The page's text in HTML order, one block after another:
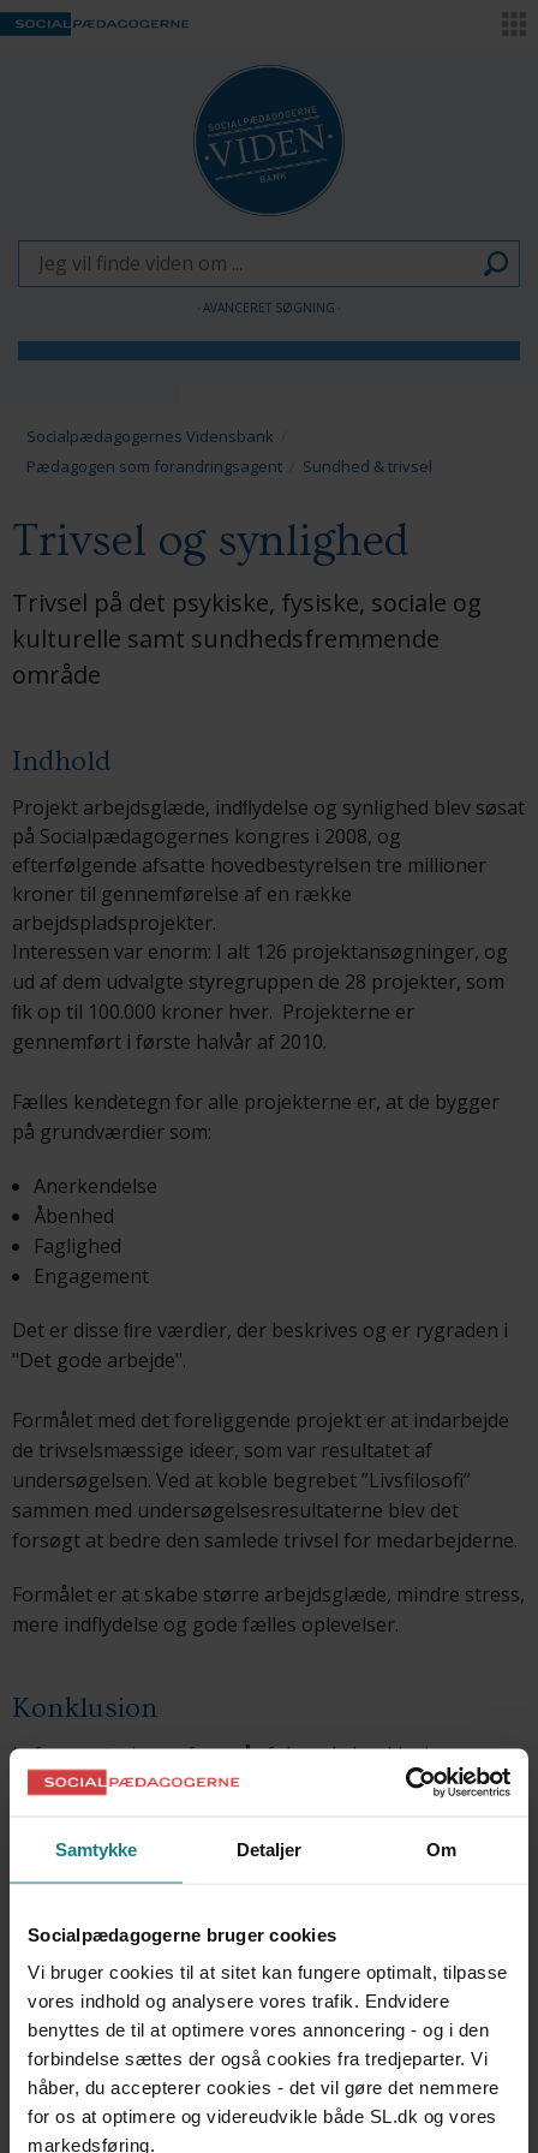
Samtykke Detaljer Om
Socialpædagogerne bruger cookies
Vi bruger cookies til at sitet kan fungere optimalt, tilpasse
vores indhold og analysere vores trafik. Endvidere
benyttes de til at optimere vores annoncering - og i den
forbindelse sættes der også cookies fra tredjeparter. Vi
håber, du accepterer cookies - det vil gøre det nemmere
for os at optimere og videreudvikle både SL.dk og vores
markedsføring.
AVANCERET SØGNING
Voksne
Socialpædagogernes Vidensbank
Pædagogen som forandringsagent
Sundhed & trivsel
Trivsel og synlighed
Trivsel på det psykiske, fysiske, sociale og
kulturelle samt sundhedsfremmende
område
Indhold
Projekt arbejdsglæde, indﬂydelse og synlighed blev søsat
på Socialpædagogernes kongres i 2008, og
efterfølgende afsatte hovedbestyrelsen tre millioner
kroner til gennemførelse af en række
arbejdspladsprojekter.
Interessen var enorm: I alt 126 projektansøgninger, og
ud af dem udvalgte styregruppen de 28 projekter, som
ﬁk op til 100.000 kroner hver. Projekterne er
gennemført i første halvår af 2010.
Fælles kendetegn for alle projekterne er, at de bygger
på grundværdier som:
Anerkendelse
Åbenhed
Faglighed
Engagement
Det er disse ﬁre værdier, der beskrives og er rygraden i
"Det gode arbejde".
Formålet med det foreliggende projekt er at indarbejde
de trivselsmæssige ideer, som var resultatet af
undersøgelsen. Ved at koble begrebet ”Livsfilosofi”
sammen med undersøgelsesresultaterne blev det
forsøgt at bedre den samlede trivsel for medarbejderne.
Formålet er at skabe større arbejdsglæde, mindre stress,
mere indflydelse og gode fælles oplevelser.
Konklusion
I afrapporteringen fremgår følgende konklusioner.
omfattende det samlede arbejdsmiljø på arbejdspladsen.
Kunne danne baggrund for yderligere undersøgelser
og opfølgning
En række forslag til initiativer, der kunne forbedre
arbejdsmiljøet